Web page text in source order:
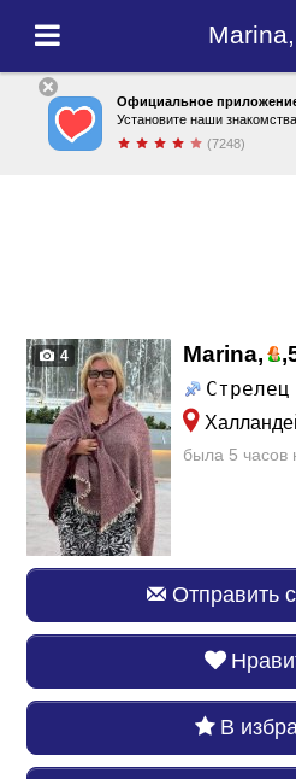
Официальное
Установите наши
(7248)
4 Marina, ,
Стрелец
была 5 часов
Отправить
В